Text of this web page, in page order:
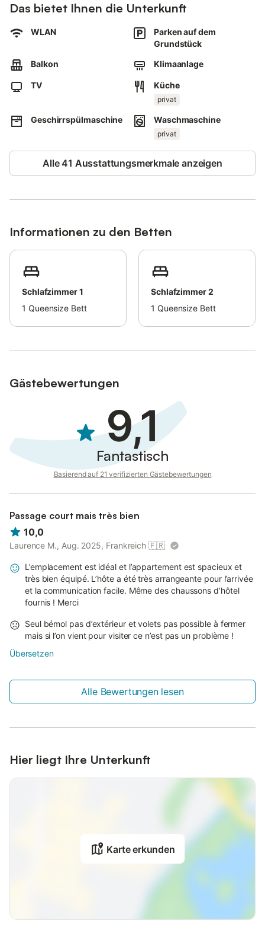
Dieses Ferienhaus verfügt über einen privaten Balkon, auf dem
Die Unterkunft bietet eine Terrasse mit fantastischem Blick auf
Die Unterkunft ist zentral gelegen, nur 5 Autominuten vom
Hafen und 10 bis 20 Minuten von den wunderschönen Stränden
im Nordosten Sardiniens entfernt.
Ein Parkplatz ist auf dem Grundstück vorhanden.
Haustiere, Rauchen und Veranstaltungen sind nicht erlaubt.
Liebevoll eingerichtet, bietet die geräumige und gemütliche
Eine E-Auto-Ladestation ist verfügbar.
Diese Unterkunft verfügt über Richtlinien, die den Gästen bei
der korrekten Mülltrennung helfen - weitere Informationen
Das bietet Ihnen die Unterkunft
WLAN
Parken auf dem
Grundstück
Balkon
Klimaanlage
TV Küche
privat
Geschirrspülmaschine Waschmaschine
privat
Alle 41 Ausstattungsmerkmale anzeigen
Informationen zu den Betten
Schlafzimmer 1
1 Queensize Bett
Schlafzimmer 2
1 Queensize Bett
Gästebewertungen
9,1
Fantastisch
Basierend auf 21 verifizierten Gästebewertungen
Passage court mais très bien
10,0
Laurence M., Aug. 2025, Frankreich 🇫🇷
L’emplacement est idéal et l’appartement est spacieux et
très bien équipé. L’hôte a été très arrangeante pour l’arrivée
et la communication facile. Même des chaussons d’hôtel
fournis ! Merci
Seul bémol pas d’extérieur et volets pas possible à fermer
mais si l’on vient pour visiter ce n’est pas un problème !
Übersetzen
Alle Bewertungen lesen
Hier liegt Ihre Unterkunft
Karte erkunden